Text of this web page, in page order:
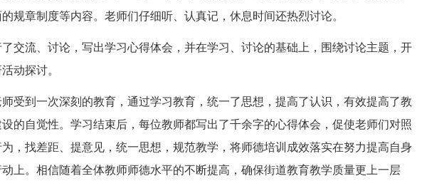
规章制度等内容。老师们仔细听、认真记，休息时间还热烈讨论。
交流、讨论，写出学习心得体会，并在学习、讨论的基础上，围绕讨论主题，开
动探讨。
受到一次深刻的教育，通过学习教育，统一了思想，提高了认识，有效提高了教
的自觉性。学习结束后，每位教师都写出了千余字的心得体会，促使老师们对照
，找差距、提意见，统一思想，规范教学，将师德培训成效落实在努力提高自身
上。相信随着全体教师师德水平的不断提高，确保街道教育教学质量更上一层